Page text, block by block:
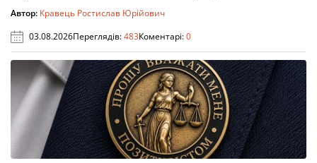
Автор: Кравець Ростислав Юрійович
03.08.2026Переглядів:483Коментарі:0